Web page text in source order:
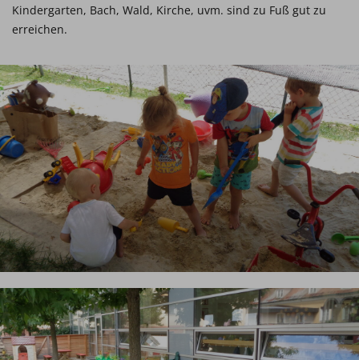
Kindergarten, Bach, Wald, Kirche, uvm. sind zu Fuß gut zu
erreichen.